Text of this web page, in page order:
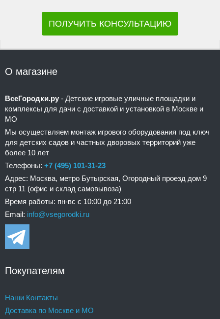
ПОЛУЧИТЬ КОНСУЛЬТАЦИЮ
О магазине
ВсеГородки.ру - Детские игровые уличные площадки и
комплексы для дачи с доставкой и установкой в Москве и
МО
Мы осуществляем монтаж игрового оборудования под ключ
для детских садов и частных дворовых территорий уже
более 10 лет
Телефоны: +7 (495) 101-31-23
Адрес: Москва, метро Бутырская, Огородный проезд дом 9
стр 11 (офис и склад самовывоза)
Время работы: пн-вс с 10:00 до 21:00
Email: info@vsegorodki.ru
Покупателям
Наши Контакты
Доставка по Москве и МО